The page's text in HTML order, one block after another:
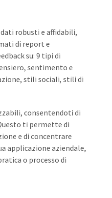
robusti e affidabili,
di report e
su: 9 tipi di
sentimento e
stili sociali, stili di
consentendoti di
ti permette di
e di concentrare
applicazione aziendale,
o processo di